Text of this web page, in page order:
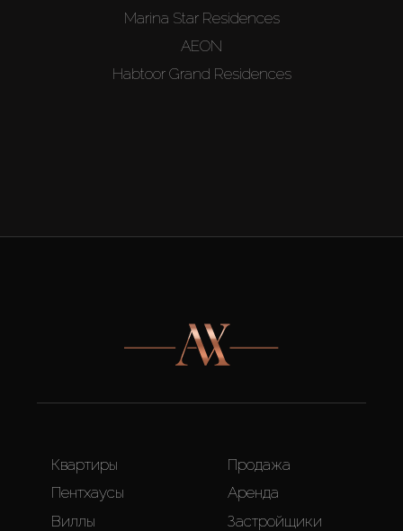
Marina Star Residences
AEON
Habtoor Grand Residences
Квартиры
Пентхаусы
Виллы
Продажа
Аренда
Застройщики